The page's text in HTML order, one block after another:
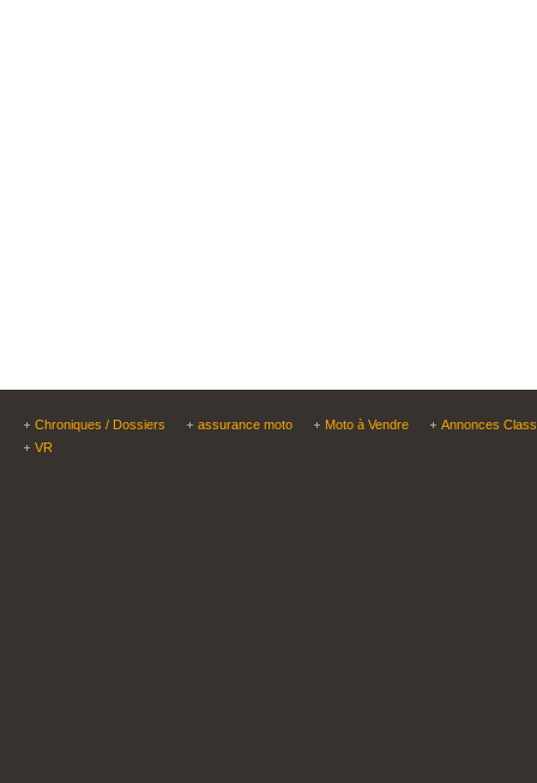
Chroniques / Dossiers assurance moto Moto à Vendre
Annonces
VR